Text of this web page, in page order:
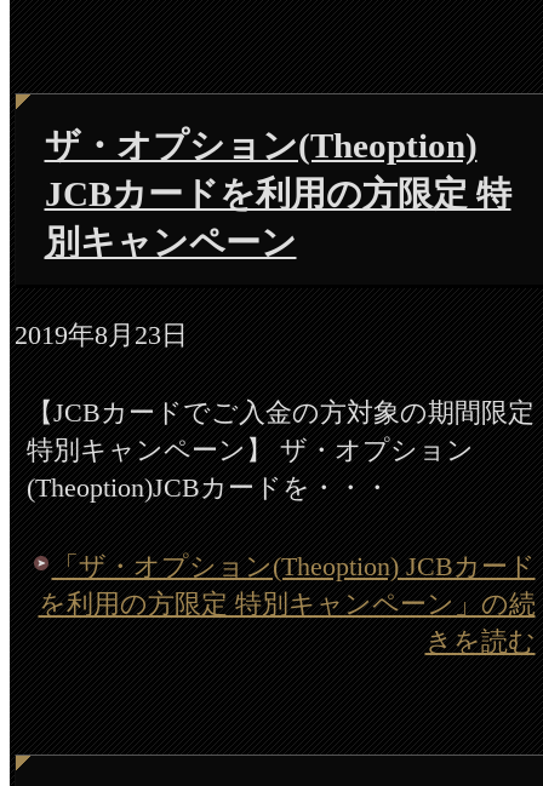
ザ・オプション(Theoption)
JCBカードを利用の方限定 特
別キャンペーン
2019年8月23日
【JCBカードでご入金の方対象の期間限定
特別キャンペーン】 ザ・オプション
(Theoption)JCBカードを・・・
「ザ・オプション(Theoption) JCBカード
を利用の方限定 特別キャンペーン」の続
きを読む